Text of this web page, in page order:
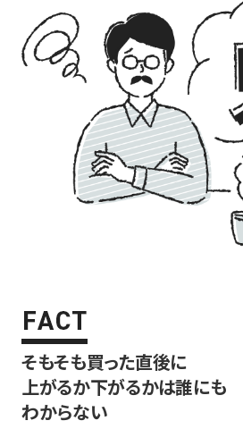
そもそも買った直後に
上がるか下がるかは誰にも
わからない